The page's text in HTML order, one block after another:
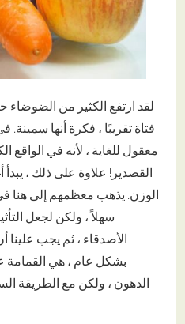
لقد ارتفع الكثير من
فتاة تقريبًا ، فكرة أنها
معقول للغاية ، لأنه في الواقع
القصدير! علاوة على ذلك ،
الوزن. يذهب معظمهم إلى هنا
سهلاً ، ولكن لجعل
الأصدقاء ، ثم يجب
بشكل عام ، هي القمامة
الدهون ، ولكن مع الطريقة